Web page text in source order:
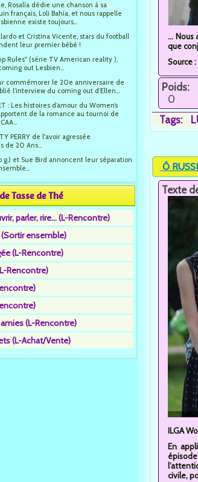
Rosalía dédie une chanson à sa
français, Loli Bahía, et nous rappelle
existe toujours...
et Cristina Vicente, stars du football
leur premier bébé !
Rules" (série TV American reality ),
out Lesbien...
commémorer le 20e anniversaire de
l’interview du coming out d’Ellen...
: Les histoires d’amour du Women’s
de la romance au tournoi de
PERRY de l'avoir agressée
de 20 Ans...
g.) et Sue Bird annoncent leur séparation
Tasse de Thé
parler, rire... (L-Rencontre)
ensemble)
(L-Rencontre)
Rencontre)
(L-Rencontre)
(L-Achat/Vente)
...
que
Source
Poids:
0
Tags:
Ô
Texte
ILGA
En
civile,